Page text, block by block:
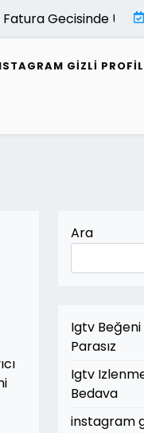
Gecisinde Uzman
GIZLI
Ara
Igtv
Parasız
Igtv
Bedava
instagram